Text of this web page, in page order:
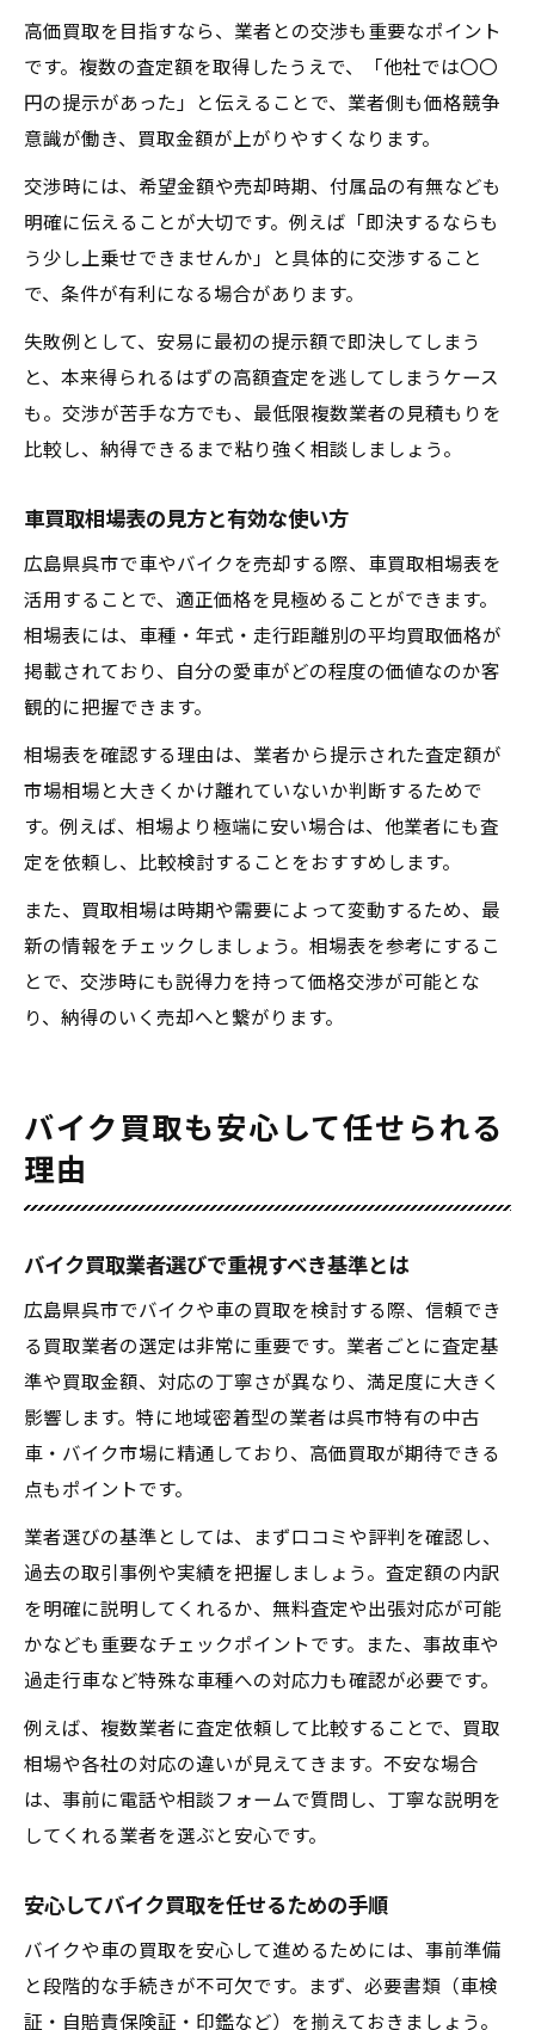
高価買取を目指すなら、業者との交渉も重要なポイント
です。複数の査定額を取得したうえで、「他社では〇〇
円の提示があった」と伝えることで、業者側も価格競争
意識が働き、買取金額が上がりやすくなります。
交渉時には、希望金額や売却時期、付属品の有無なども
明確に伝えることが大切です。例えば「即決するならも
う少し上乗せできませんか」と具体的に交渉すること
で、条件が有利になる場合があります。
失敗例として、安易に最初の提示額で即決してしまう
と、本来得られるはずの高額査定を逃してしまうケース
も。交渉が苦手な方でも、最低限複数業者の見積もりを
比較し、納得できるまで粘り強く相談しましょう。
車買取相場表の見方と有効な使い方
広島県呉市で車やバイクを売却する際、車買取相場表を
活用することで、適正価格を見極めることができます。
相場表には、車種・年式・走行距離別の平均買取価格が
掲載されており、自分の愛車がどの程度の価値なのか客
観的に把握できます。
相場表を確認する理由は、業者から提示された査定額が
市場相場と大きくかけ離れていないか判断するためで
す。例えば、相場より極端に安い場合は、他業者にも査
定を依頼し、比較検討することをおすすめします。
また、買取相場は時期や需要によって変動するため、最
新の情報をチェックしましょう。相場表を参考にするこ
とで、交渉時にも説得力を持って価格交渉が可能とな
り、納得のいく売却へと繋がります。
バイク買取も安心して任せられる
理由
バイク買取業者選びで重視すべき基準とは
広島県呉市でバイクや車の買取を検討する際、信頼でき
る買取業者の選定は非常に重要です。業者ごとに査定基
準や買取金額、対応の丁寧さが異なり、満足度に大きく
影響します。特に地域密着型の業者は呉市特有の中古
車・バイク市場に精通しており、高価買取が期待できる
点もポイントです。
業者選びの基準としては、まず口コミや評判を確認し、
過去の取引事例や実績を把握しましょう。査定額の内訳
を明確に説明してくれるか、無料査定や出張対応が可能
かなども重要なチェックポイントです。また、事故車や
過走行車など特殊な車種への対応力も確認が必要です。
例えば、複数業者に査定依頼して比較することで、買取
相場や各社の対応の違いが見えてきます。不安な場合
は、事前に電話や相談フォームで質問し、丁寧な説明を
してくれる業者を選ぶと安心です。
安心してバイク買取を任せるための手順
バイクや車の買取を安心して進めるためには、事前準備
と段階的な手続きが不可欠です。まず、必要書類（車検
証・自賠責保険証・印鑑など）を揃えておきましょう。